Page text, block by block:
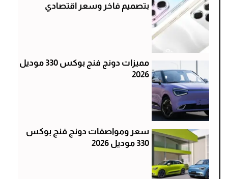
بتصميم فاخر وسعر اقتصادي
مميزات دونج فنج بوكس 330 موديل
2026
سعر ومواصفات دونج فنج بوكس
330 موديل 2026